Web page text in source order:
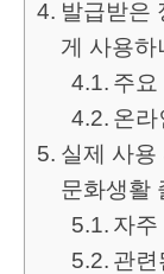
발급받은
게 사용하
주요
온라
실제 사용
문화생활
자주
관련